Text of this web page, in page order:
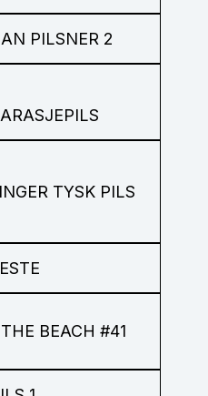
PILSNER 2
TYSK PILS
BEACH #41